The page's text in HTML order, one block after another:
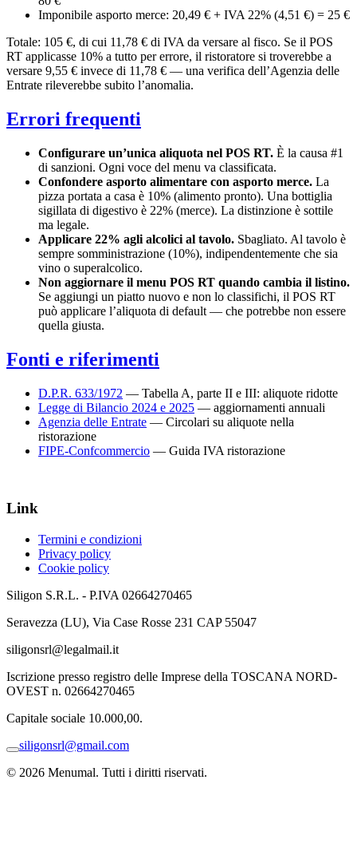
Imponibile asporto merce: 20,49 € + IVA 22% (4,51 €) = 25 €
Totale: 105 €, di cui 11,78 € di IVA da versare al fisco. Se il POS
RT applicasse 10% a tutto per errore, il ristoratore si troverebbe a
versare 9,55 € invece di 11,78 € — una verifica dell’Agenzia delle
Entrate rileverebbe subito l’anomalia.
Errori frequenti
Configurare un’unica aliquota nel POS RT. È la causa #1
di sanzioni. Ogni voce del menu va classificata.
Confondere asporto alimentare con asporto merce. La
pizza portata a casa è 10% (alimento pronto). Una bottiglia
sigillata di digestivo è 22% (merce). La distinzione è sottile
ma legale.
Applicare 22% agli alcolici al tavolo. Sbagliato. Al tavolo è
sempre somministrazione (10%), indipendentemente che sia
vino o superalcolico.
Non aggiornare il menu POS RT quando cambia il listino.
Se aggiungi un piatto nuovo e non lo classifichi, il POS RT
può applicare l’aliquota di default — che potrebbe non essere
quella giusta.
Fonti e riferimenti
D.P.R. 633/1972 — Tabella A, parte II e III: aliquote ridotte
Legge di Bilancio 2024 e 2025 — aggiornamenti annuali
Agenzia delle Entrate — Circolari su aliquote nella
ristorazione
FIPE-Confcommercio — Guida IVA ristorazione
Link
Termini e condizioni
Privacy policy
Cookie policy
Siligon S.R.L. - P.IVA 02664270465
Seravezza (LU), Via Case Rosse 231 CAP 55047
siligonsrl@legalmail.it
Iscrizione presso registro delle Imprese della TOSCANA NORD-
OVEST n. 02664270465
Capitale sociale 10.000,00.
siligonsrl@gmail.com
© 2026 Menumal. Tutti i diritti riservati.